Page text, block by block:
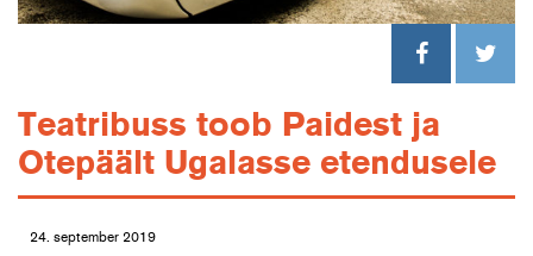
Teatribuss toob Paidest ja
Otepäält Ugalasse etendusele
24. september 2019